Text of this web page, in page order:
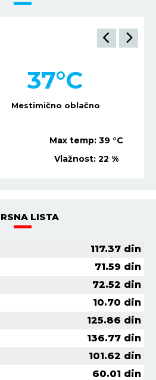
Mestimično oblačno
36°C
Max temp: 37 °C
Vlažnost: 23 %
LISTA
117.37 din
71.59 din
72.52 din
10.70 din
125.86 din
136.77 din
101.62 din
60.01 din